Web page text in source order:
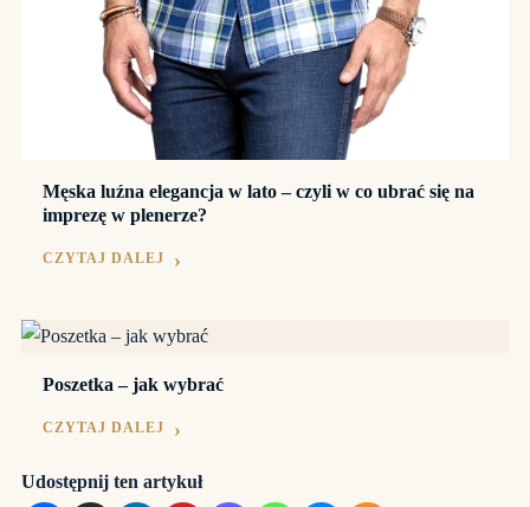
Męska luźna elegancja w lato – czyli w co ubrać się na
imprezę w plenerze?
CZYTAJ DALEJ
Poszetka – jak wybrać
CZYTAJ DALEJ
Udostępnij ten artykuł